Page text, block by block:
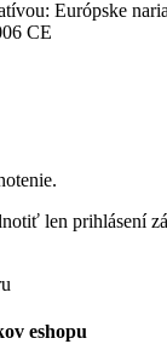
Európske
CE
len prihlásení
eshopu